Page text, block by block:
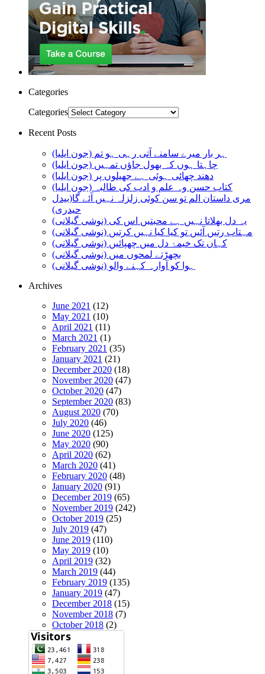
Categories
Categories
Recent Posts
ہر بار میرے سامنے آتی رہی ہو تم (جون ایلیا)
چاہتا ہوں کہ بھول جاؤں تمہیں (جون ایلیا)
دھند چھائی ہوئی ہے جھیلوں پر (جون ایلیا)
کتاب حسن وہ علم و ادب کی طالبہ (جون ایلیا)
مری داستان الم تو سن کوئی زلزلہ نہیں آئے گا(بیدل
حیدری)
یہ دل بھلاتا نہیں ہے محبتیں اس کی (نوشی گیلانی)
مہتاب رتیں آئیں تو کیا کیا نہیں کرتیں (نوشی گیلانی)
کہاں تک خیمۂ دل میں چھپائیں (نوشی گیلانی)
بچھڑتے لمحوں میں (نوشی گیلانی)
ہوا کو آوارہ کہنے والو (نوشی گیلانی)
Archives
June 2021 (12)
May 2021 (10)
April 2021 (11)
March 2021 (1)
February 2021 (35)
January 2021 (21)
December 2020 (18)
November 2020 (47)
October 2020 (47)
September 2020 (83)
August 2020 (70)
July 2020 (46)
June 2020 (125)
May 2020 (90)
April 2020 (62)
March 2020 (41)
February 2020 (48)
January 2020 (91)
December 2019 (65)
November 2019 (242)
October 2019 (25)
July 2019 (47)
June 2019 (110)
May 2019 (10)
April 2019 (32)
March 2019 (44)
February 2019 (135)
January 2019 (47)
December 2018 (15)
November 2018 (7)
October 2018 (2)